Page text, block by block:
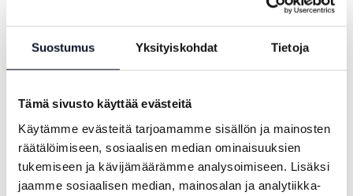
Suostumus Yksityiskohdat Tietoja
Tämä sivusto käyttää evästeitä
Käytämme evästeitä tarjoamamme sisällön ja mainosten
räätälöimiseen, sosiaalisen median ominaisuuksien
tukemiseen ja kävijämäärämme analysoimiseen. Lisäksi
jaamme sosiaalisen median, mainosalan ja analytiikka-
LATEST POSTS
Power Cup culminated in the final day